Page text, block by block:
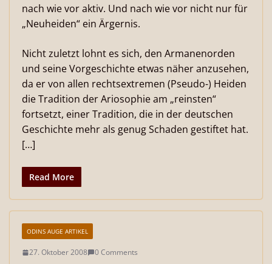
nach wie vor aktiv. Und nach wie vor nicht nur für
„Neuheiden“ ein Ärgernis.
Nicht zuletzt lohnt es sich, den Armanenorden
und seine Vorgeschichte etwas näher anzusehen,
da er von allen rechtsextremen (Pseudo-) Heiden
die Tradition der Ariosophie am „reinsten“
fortsetzt, einer Tradition, die in der deutschen
Geschichte mehr als genug Schaden gestiftet hat.
[…]
Read More
ODINS AUGE ARTIKEL
27. Oktober 2008 0 Comments